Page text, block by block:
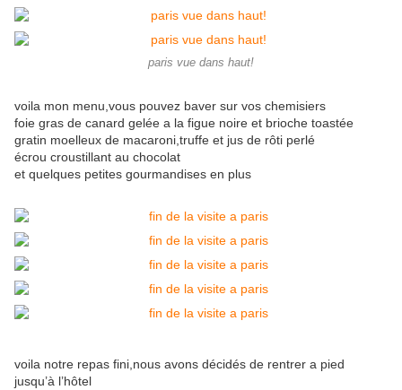
paris vue dans haut!
voila mon menu,vous pouvez baver sur vos chemisiers
foie gras de canard gelée a la figue noire et brioche toastée
gratin moelleux de macaroni,truffe et jus de rôti perlé
écrou croustillant au chocolat
et quelques petites gourmandises en plus
voila notre repas fini,nous avons décidés de rentrer a pied
jusqu’à l’hôtel